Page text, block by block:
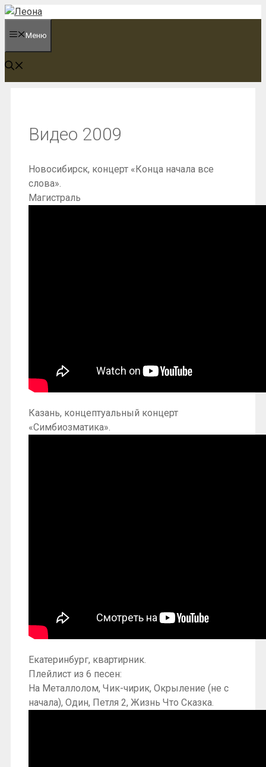
Перейти
содержимому
Меню
Видео 2009
Новосибирск, концерт «Конца начала все
слова».
Магистраль
Казань, концептуальный концерт
«Симбиозматика».
Екатеринбург, квартирник.
Плейлист из 6 песен:
На Металлолом, Чик-чирик, Окрыление (не с
начала), Один, Петля 2, Жизнь Что Сказка.